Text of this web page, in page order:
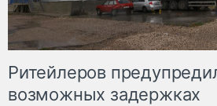
Ритейлеров
возможных задержках